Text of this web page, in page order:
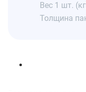
Вес 1 шт.
Толщина